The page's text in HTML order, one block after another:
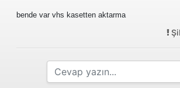
bende var vhs kasetten aktarma